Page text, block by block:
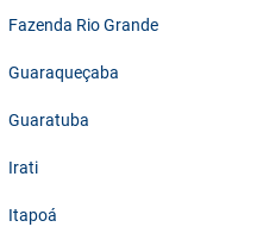
Fazenda Rio Grande
Guaraqueçaba
Guaratuba
Irati
Itapoá